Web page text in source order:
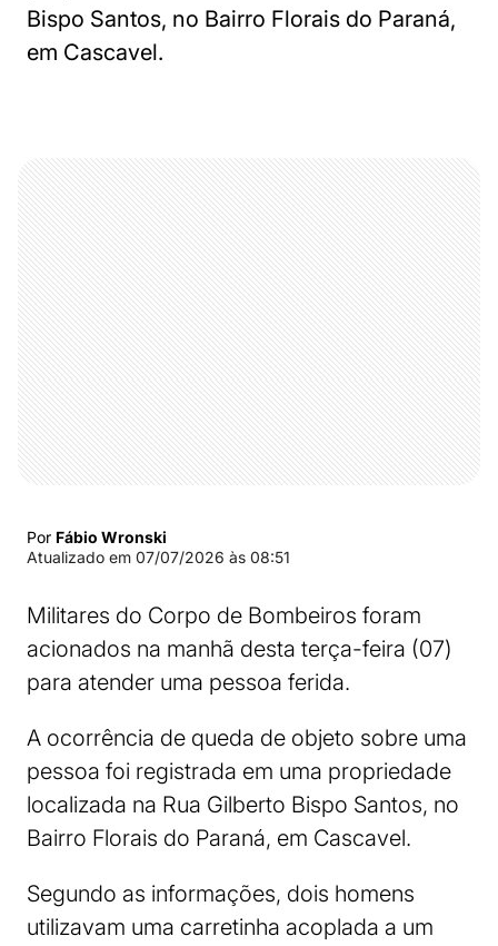
Bispo Santos, no Bairro Florais do Paraná,
em Cascavel.
Por Fábio Wronski
Atualizado em 07/07/2026 às 08:51
Militares do Corpo de Bombeiros foram
acionados na manhã desta terça-feira (07)
para atender uma pessoa ferida.
A ocorrência de queda de objeto sobre uma
pessoa foi registrada em uma propriedade
localizada na Rua Gilberto Bispo Santos, no
Bairro Florais do Paraná, em Cascavel.
Segundo as informações, dois homens
utilizavam uma carretinha acoplada a um